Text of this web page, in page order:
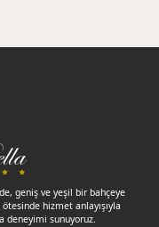
geniş ve yeşil bir bahçeye
hizmet anlayışıyla
deneyimi sunuyoruz.